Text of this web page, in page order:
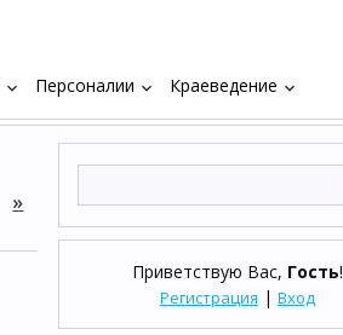
keyboard_arrow_down Персоналии keyboard_arrow_down Краеведение keyboard_arrow_down
Приветствую Вас, Гость!
Регистрация | Вход
»